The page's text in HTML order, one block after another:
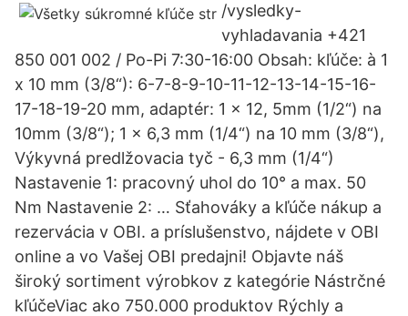
/vysledky-
vyhladavania +421
850 001 002 / Po-Pi 7:30-16:00 Obsah: kľúče: à 1
x 10 mm (3/8“): 6-7-8-9-10-11-12-13-14-15-16-
17-18-19-20 mm, adaptér: 1 x 12, 5mm (1/2“) na
10mm (3/8“); 1 x 6,3 mm (1/4“) na 10 mm (3/8“),
Výkyvná predlžovacia tyč - 6,3 mm (1/4“)
Nastavenie 1: pracovný uhol do 10° a max. 50
Nm Nastavenie 2: … Sťahováky a kľúče nákup a
rezervácia v OBI. a príslušenstvo, nájdete v OBI
online a vo Vašej OBI predajni! Objavte náš
široký sortiment výrobkov z kategórie Nástrčné
kľúčeViac ako 750.000 produktov Rýchly a